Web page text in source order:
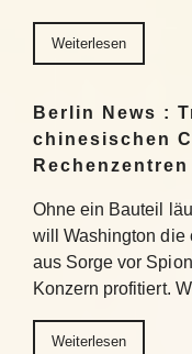
Weiterlesen
Berlin News :
chinesischen
Ohne ein Bauteil
will Washington die
aus Sorge vor
Konzern profitiert.
Weiterlesen